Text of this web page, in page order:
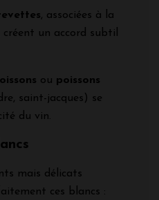
, associées à la
un accord subtil
ou poissons
saint-jacques) se
du vin.
mais délicats
ces blancs :